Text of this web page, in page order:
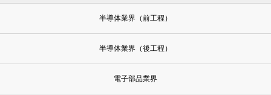
半導体業界（前工程）
半導体業界（後工程）
電子部品業界